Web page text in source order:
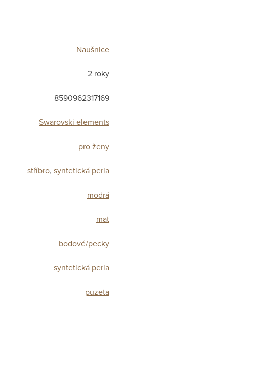
Naušnice
2 roky
8590962317169
Swarovski elements
pro ženy
stříbro, syntetická perla
modrá
mat
bodové/pecky
syntetická perla
puzeta